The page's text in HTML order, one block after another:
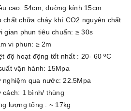
cao: 54cm, đường kính 15cm
chất chữa cháy khí CO2 nguyên chất
gian phun tiêu chuẩn: ≥ 30s
vi phun: ≥ 2m
độ hoạt động tốt nhất : 20- 60 ºC
vận hành: 15Mpa
nghiệm qua nước: 22.5Mpa
cách: 1 bình/ thùng
lượng tổng : ~ 17kg